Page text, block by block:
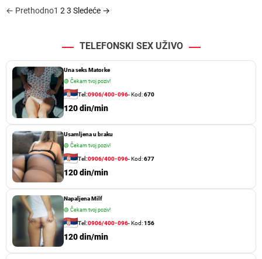
P
c
a
← Prethodno1 23 Sledeće →
TELEFONSKI SEX UŽIVO
Una seks Matorke
🟢 Čekam tvoj poziv!
Tel:0906/400-096- Kod:670
120 din/min
Usamljena u braku
🟢 Čekam tvoj poziv!
Tel:0906/400-096- Kod:677
120 din/min
Napaljena Milf
🟢 Čekam tvoj poziv!
Tel:0906/400-096- Kod:156
120 din/min